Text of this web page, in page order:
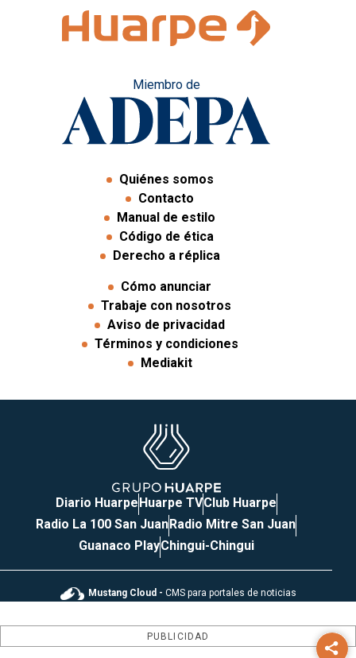
Miembro de
Quiénes somos
Contacto
Manual de estilo
Código de ética
Derecho a réplica
Cómo anunciar
Trabaje con nosotros
Aviso de privacidad
Términos y condiciones
Mediakit
Diario HuarpeHuarpe TVClub Huarpe
Radio La 100 San JuanRadio Mitre San Juan
Guanaco PlayChingui-Chingui
Mustang Cloud - CMS para portales de noticias
PUBLICIDAD